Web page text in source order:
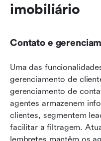
imobiliário
Contato e
Uma das
gerenciamento de
gerenciamento de
agentes armazenem
clientes, segmentem
facilitar a filtragem.
lembretes mantêm os